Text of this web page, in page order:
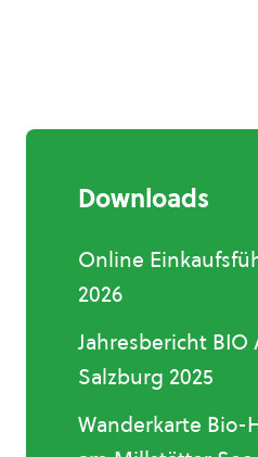
Downloads
Online
2026
Jahresbericht BIO
Salzburg 2025
Wanderkarte Bio-